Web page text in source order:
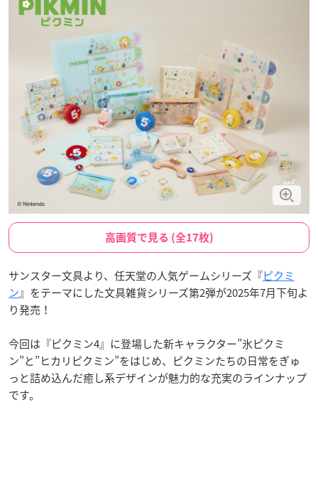
高画質で見る (全17枚)
サンスター文具より、任天堂の人気ゲームシリーズ『ピクミ
ン』をテーマにした文具雑貨シリーズ第2弾が2025年7月下旬よ
り発売！
今回は『ピクミン4』に登場した新キャラクター”氷ピクミ
ン”と”ヒカリピクミン”をはじめ、ピクミンたちの日常をぎゅ
っと詰め込んだ癒し系デザインが魅力的な充実のラインナップ
です。